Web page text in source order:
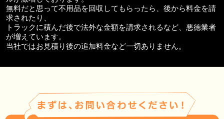
無料だと思って不用品を回収してもらったら、後から料金を請
求されたり、
トラックに積んだ後で法外な金額を請求されるなど、悪徳業者
が増えています。
当社ではお見積り後の追加料金など一切ありません。